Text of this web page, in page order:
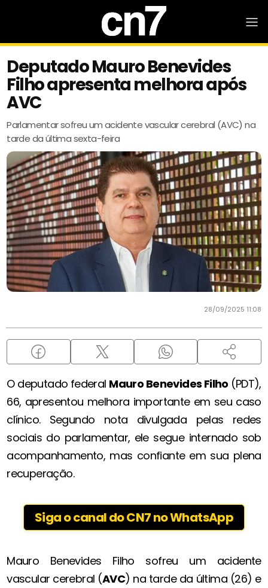
Deputado Mauro Benevides
Filho apresenta melhora após
AVC
Parlamentar sofreu um acidente vascular cerebral (AVC) na
tarde da última sexta-feira
28/09/2025 11:08
O deputado federal Mauro Benevides Filho (PDT),
66, apresentou melhora importante em seu caso
clínico. Segundo nota divulgada pelas redes
sociais do parlamentar, ele segue internado sob
acompanhamento, mas confiante em sua plena
recuperação.
Siga o canal do CN7 no WhatsApp
Mauro Benevides Filho sofreu um acidente
vascular cerebral (AVC) na tarde da última (26) e